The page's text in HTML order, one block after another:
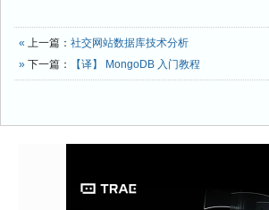
« 上一篇： 社交网站数据库技术分析
» 下一篇： 【译】 MongoDB 入门教程